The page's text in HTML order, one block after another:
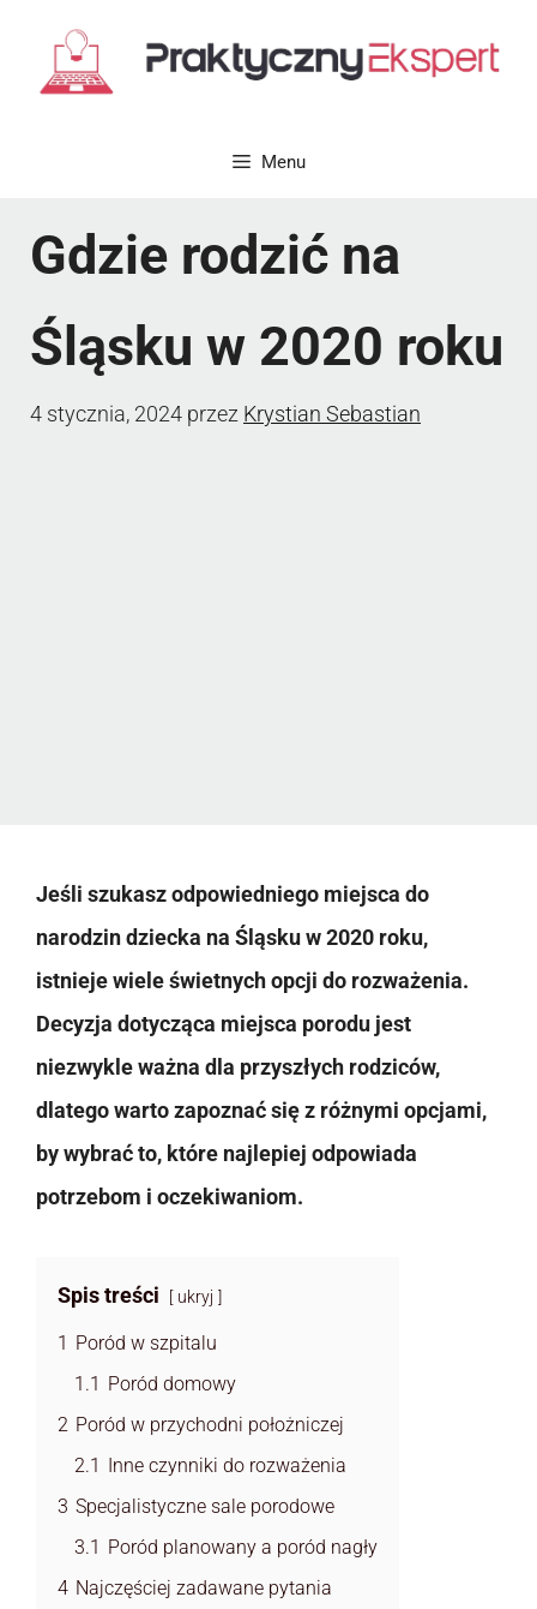
Menu
Gdzie rodzić na
Śląsku w 2020 roku
4 stycznia, 2024 przez Krystian Sebastian
Jeśli szukasz odpowiedniego miejsca do
narodzin dziecka na Śląsku w 2020 roku,
istnieje wiele świetnych opcji do rozważenia.
Decyzja dotycząca miejsca porodu jest
niezwykle ważna dla przyszłych rodziców,
dlatego warto zapoznać się z różnymi opcjami,
by wybrać to, które najlepiej odpowiada
potrzebom i oczekiwaniom.
Spis treści ukryj
1
Poród w szpitalu
1.1
Poród domowy
2 Poród w przychodni położniczej
2.1
Inne czynniki do rozważenia
3 Specjalistyczne sale porodowe
3.1
Poród planowany a poród nagły
4 Najczęściej zadawane pytania